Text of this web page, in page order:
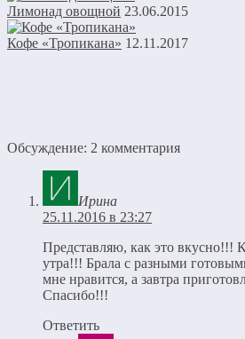
Лимонад овощной 23.06.2015
Кофе «Тропикана» 12.11.2017
Обсуждение: 2 комментария
Ирина
25.11.2016 в 23:27
Представляю, как это вкусно!!!
утра!!! Брала с разными
мне нравится, а завтра
Спасибо!!!
Ответить